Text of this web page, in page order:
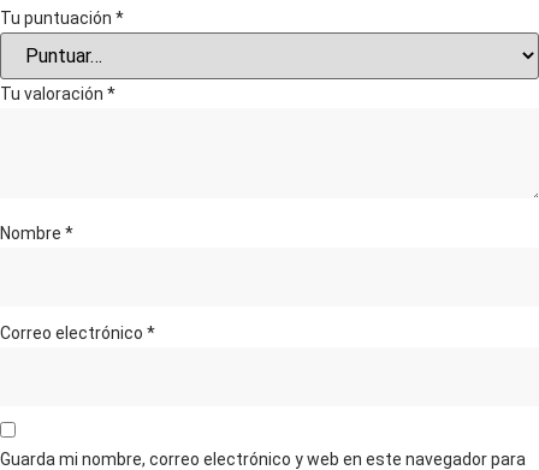
Tu puntuación *
Tu valoración *
Nombre *
Correo electrónico *
Guarda mi nombre, correo electrónico y web en este navegador para